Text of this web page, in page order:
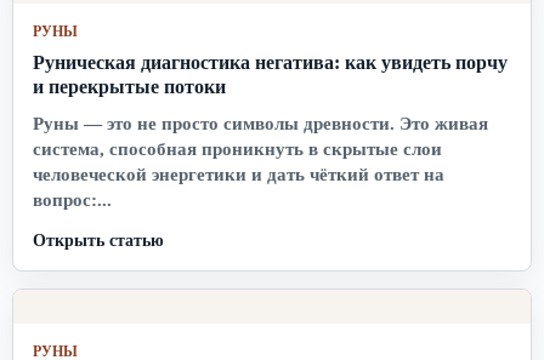
РУНЫ
Руническая диагностика негатива: как увидеть порчу
и перекрытые потоки
Руны — это не просто символы древности. Это живая
система, способная проникнуть в скрытые слои
человеческой энергетики и дать чёткий ответ на
вопрос:...
Открыть статью
РУНЫ